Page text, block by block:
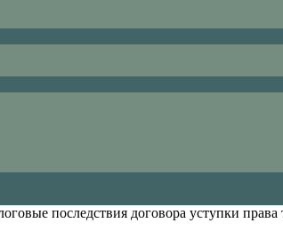
последствия договора уступки